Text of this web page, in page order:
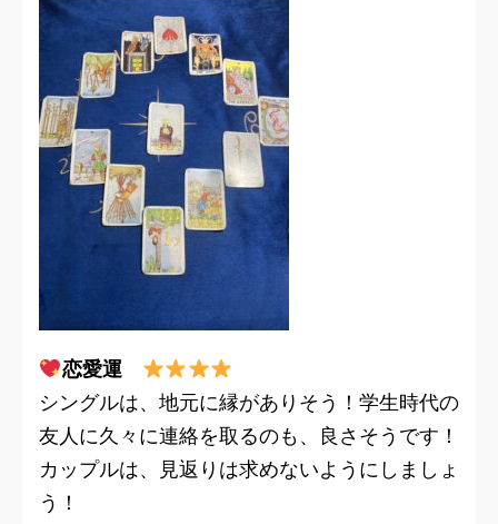
恋愛運
シングルは、地元に縁がありそう！学生時代の
友人に久々に連絡を取るのも、良さそうです！
カップルは、見返りは求めないようにしましょ
う！